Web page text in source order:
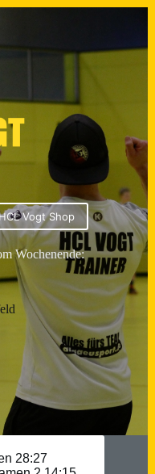
Vogt Shop
Wochenende:
28:27